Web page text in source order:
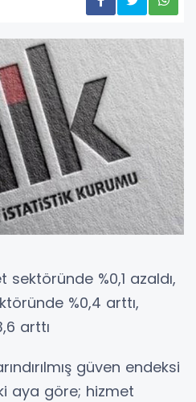
%0,1 azaldı,
%0,4 arttı,
arttı
güven endeksi
aya göre; hizmet